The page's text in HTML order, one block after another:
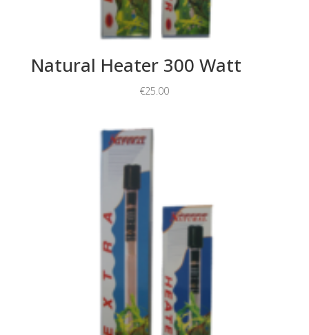
Natural Heater 300 Watt
€25.00